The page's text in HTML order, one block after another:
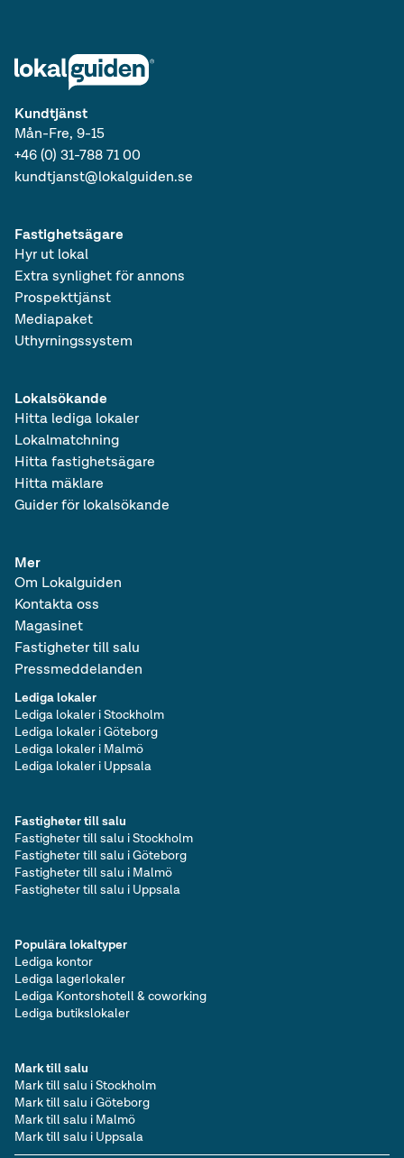
Kundtjänst
Mån-Fre, 9-15
+46 (0) 31-788 71 00
kundtjanst@lokalguiden.se
Lokalsökande
Hitta lediga lokaler
Lokalmatchning
Hitta fastighetsägare
Hitta mäklare
Guider för lokalsökande
Fastighetsägare
Hyr ut lokal
Extra synlighet för annons
Prospekttjänst
Mediapaket
Uthyrningssystem
Mer
Om Lokalguiden
Kontakta oss
Magasinet
Fastigheter till salu
Pressmeddelanden
Lediga lokaler
Lediga lokaler i Stockholm
Lediga lokaler i Göteborg
Lediga lokaler i Malmö
Lediga lokaler i Uppsala
Populära lokaltyper
Lediga kontor
Lediga lagerlokaler
Lediga Kontorshotell & coworking
Lediga butikslokaler
Fastigheter till salu
Fastigheter till salu i Stockholm
Fastigheter till salu i Göteborg
Fastigheter till salu i Malmö
Fastigheter till salu i Uppsala
Mark till salu
Mark till salu i Stockholm
Mark till salu i Göteborg
Mark till salu i Malmö
Mark till salu i Uppsala